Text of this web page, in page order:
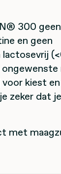
300 geen
en geen
kiest
zeker dat
met